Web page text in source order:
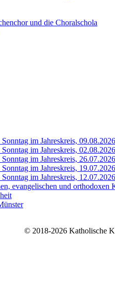
und die Choralschola
im Jahreskreis, 09.08.2026
im Jahreskreis, 02.08.2026
im Jahreskreis, 26.07.2026
im Jahreskreis, 19.07.2026
im Jahreskreis, 12.07.2026
evangelischen und orthodoxen
© 2018-2026 Katholische